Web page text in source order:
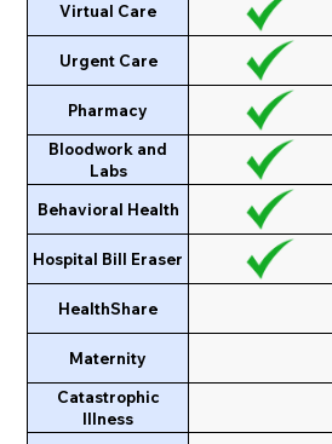
Virtual Care
Urgent Care
Pharmacy
Bloodwork and
Labs
Behavioral Health
Hospital Bill Eraser
HealthShare
Maternity
Catastrophic
Illness